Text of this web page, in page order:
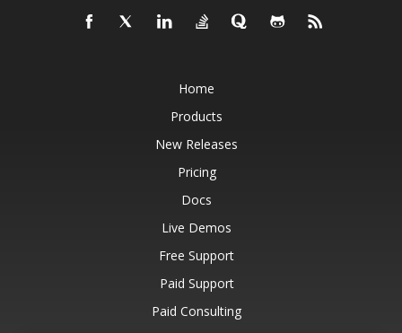
Home
Products
New Releases
Pricing
Docs
Live Demos
Free Support
Paid Support
Paid Consulting